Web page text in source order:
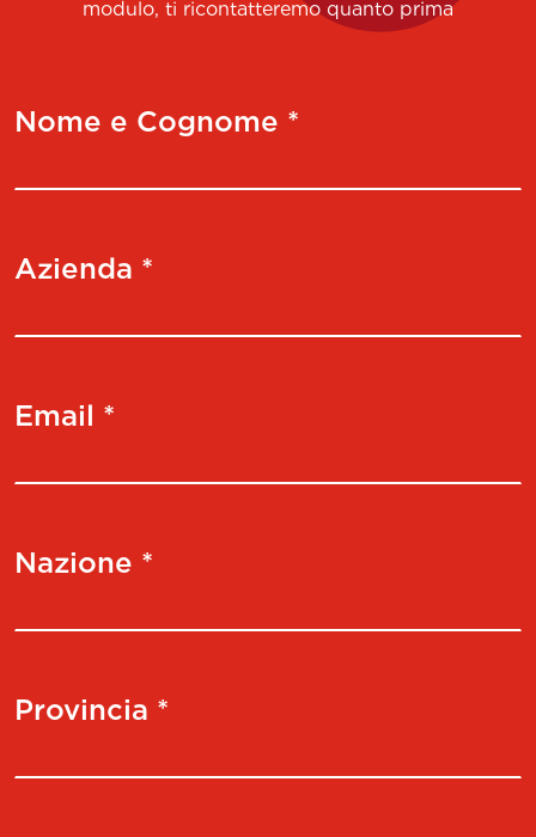
modulo, ti ricontatteremo quanto prima
Nome e Cognome *
Azienda *
Email *
Nazione *
Provincia *